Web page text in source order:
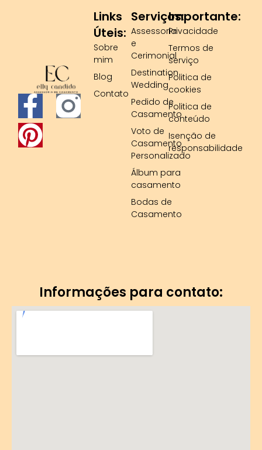
F
a
c
-
P
i
n
t
Serviços:
Assessoria
e
Cerimonial
Destination
Wedding
Pedido de
Casamento
Voto de
Casamento
Personalizado
Álbum para
casamento
Bodas de
Casamento
Links
Úteis:
Sobre
mim
Blog
Contato
Importante:
Privacidade
Termos de
serviço
Politica de
cookies
Politica de
conteúdo
Isenção de
responsabilidade
Informações para contato: